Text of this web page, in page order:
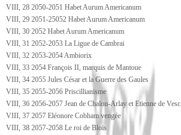
VIII, 28 2050-2051 Habet Aurum Americanum
VIII, 29 2051-25052 Habet Aurum Americanum
VIII, 30 2052 Habet Aurum Americanum
VIII, 31 2052-2053 La Ligue de Cambrai
VIII, 32 2053-2054 Ambiorix
VIII, 33 2054 François II, marquis de Mantoue
VIII, 34 2055 Jules César et la Guerre des Gaules
VIII, 35 2055-2056 Priscillianisme
VIII, 36 2056-2057 Jean de Chalon-Arlay et Etienne de Vesc
VIII, 37 2057 Eléonore Cobham vengée
VIII, 38 2057-2058 Le roi de Blois